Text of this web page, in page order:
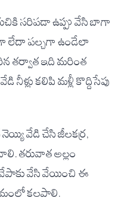
సరిపడా ఉప్పు వేసి బాగా
లేదా పల్చగా ఉండేలా
తర్వాత ఇది మరింత
నీళ్లు కలిపి మళ్లీ కొద్దిసేపు
వేడి చేసి జీలకర్ర,
తరువాత అల్లం
వేసి వేయించి ఈ
కలపాలి.